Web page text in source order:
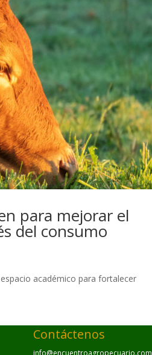
para mejorar el
del consumo
académico para fortalecer
Contáctenos
info@encuentroagropecuario.com